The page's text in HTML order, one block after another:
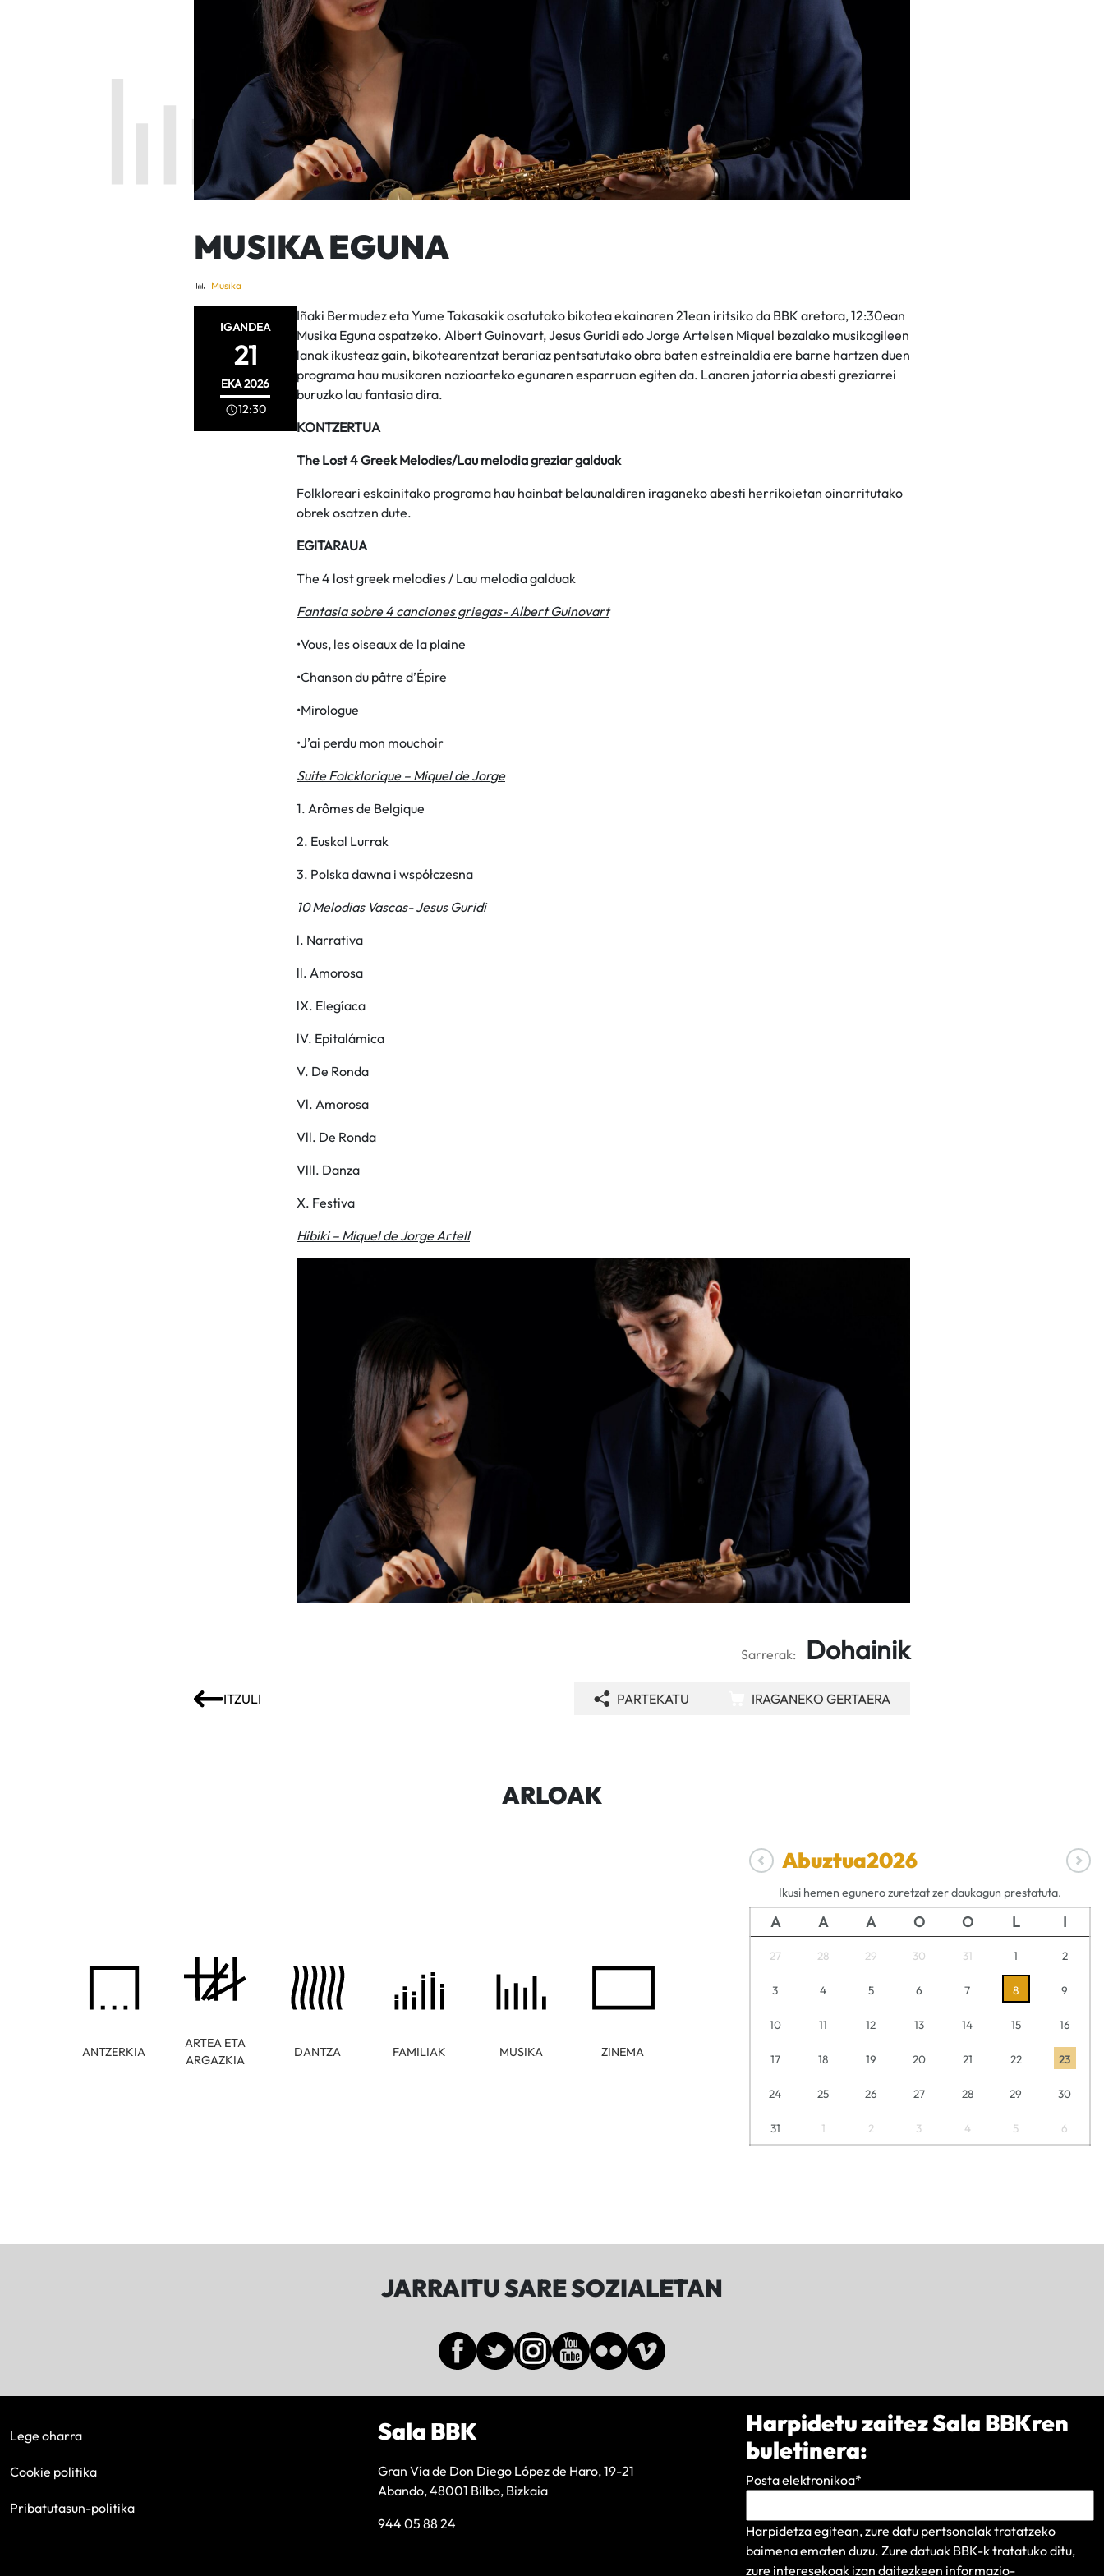
MUSIKA EGUNA
Musika
IGANDEA
21
EKA2026
12:30
Iñaki Bermudez eta Yume Takasakik osatutako bikotea ekainaren 21ean iritsiko da BBK aretora, 12:30ean
Musika Eguna ospatzeko. Albert Guinovart, Jesus Guridi edo Jorge Artelsen Miquel bezalako musikagileen
lanak ikusteaz gain, bikotearentzat berariaz pentsatutako obra baten estreinaldia ere barne hartzen duen
programa hau musikaren nazioarteko egunaren esparruan egiten da. Lanaren jatorria abesti greziarrei
buruzko lau fantasia dira.
KONTZERTUA
The Lost 4 Greek Melodies/Lau melodia greziar galduak
Folkloreari eskainitako programa hau hainbat belaunaldiren iraganeko abesti herrikoietan oinarritutako
obrek osatzen dute.
EGITARAUA
The 4 lost greek melodies / Lau melodia galduak
Fantasia sobre 4 canciones griegas- Albert Guinovart
•Vous, les oiseaux de la plaine
•Chanson du pâtre d’Épire
•Mirologue
•J’ai perdu mon mouchoir
Suite Folcklorique – Miquel de Jorge
1. Arômes de Belgique
2. Euskal Lurrak
3. Polska dawna i współczesna
10 Melodias Vascas- Jesus Guridi
l. Narrativa
ll. Amorosa
lX. Elegíaca
lV. Epitalámica
V. De Ronda
Vl. Amorosa
Vll. De Ronda
Vlll. Danza
X. Festiva
Hibiki – Miquel de Jorge Artell
Sarrerak: Dohainik
ITZULI PARTEKATU IRAGANEKO GERTAERA
ARLOAK
ANTZERKIA
ARTEA ETA
ARGAZKIA
DANTZA FAMILIAK MUSIKA ZINEMA
Abuztua2026
Ikusi hemen egunero zuretzat zer daukagun prestatuta.
A A A O O L I
27 28 29 30 31 1 2
3 4 5 6 7 8 9
10 11 12 13 14 15 16
17 18 19 20 21 22 23
24 25 26 27 28 29 30
31 1 2 3 4 5 6
JARRAITU SARE SOZIALETAN
Lege oharra
Cookie politika
Pribatutasun-politika
Sala BBK
Gran Vía de Don Diego López de Haro, 19-21
Abando, 48001 Bilbo, Bizkaia
944 05 88 24
Harpidetu zaitez Sala BBKren
buletinera:
Posta elektronikoa*
Harpidetza egitean, zure datu pertsonalak tratatzeko
baimena ematen duzu. Zure datuak BBK-k tratatuko ditu,
zure interesekoak izan daitezkeen informazio-